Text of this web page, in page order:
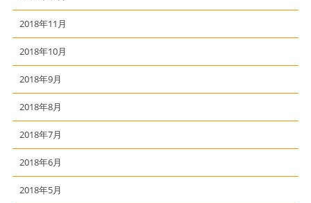
2018年11月
2018年10月
2018年9月
2018年8月
2018年7月
2018年6月
2018年5月